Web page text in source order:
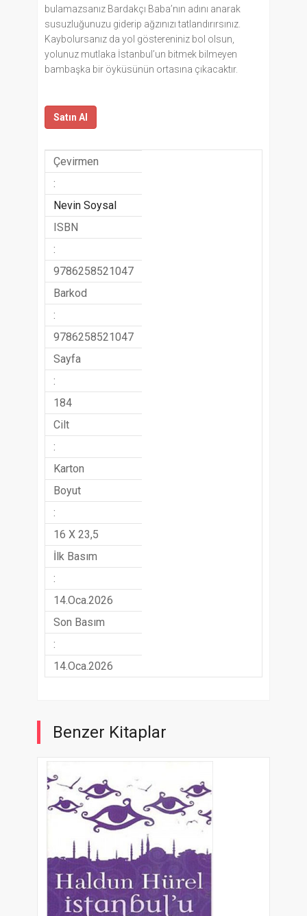
bulamazsanız Bardakçı Baba’nın adını anarak
susuzluğunuzu giderip ağzınızı tatlandırırsınız.
Kaybolursanız da yol göstereniniz bol olsun,
yolunuz mutlaka İstanbul’un bitmek bilmeyen
bambaşka bir öyküsünün ortasına çıkacaktır.
Satın Al
Çevirmen
:
Nevin Soysal
ISBN
:
9786258521047
Barkod
:
9786258521047
Sayfa
:
184
Cilt
:
Karton
Boyut
:
16 X 23,5
İlk Basım
:
14.Oca.2026
Son Basım
:
14.Oca.2026
Benzer Kitaplar